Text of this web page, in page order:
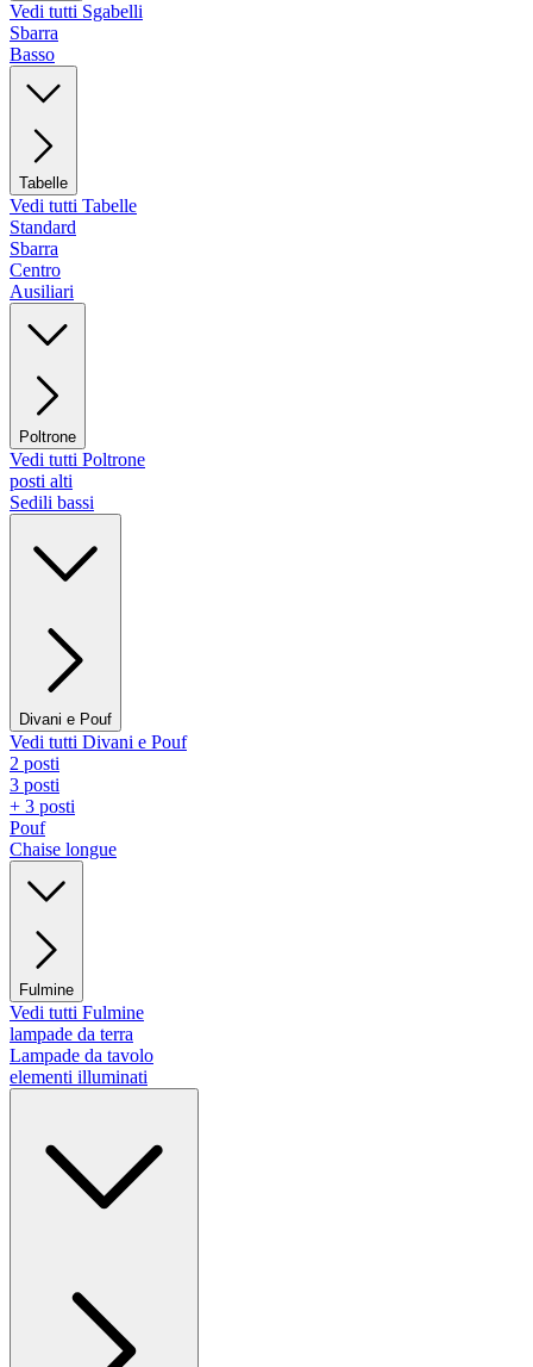
Vedi tutti Sgabelli
Sbarra
Basso
Tabelle
Vedi tutti Tabelle
Standard
Sbarra
Centro
Ausiliari
Poltrone
Vedi tutti Poltrone
posti alti
Sedili bassi
Divani e Pouf
Vedi tutti Divani e Pouf
2 posti
3 posti
+ 3 posti
Pouf
Chaise longue
Fulmine
Vedi tutti Fulmine
lampade da terra
Lampade da tavolo
elementi illuminati